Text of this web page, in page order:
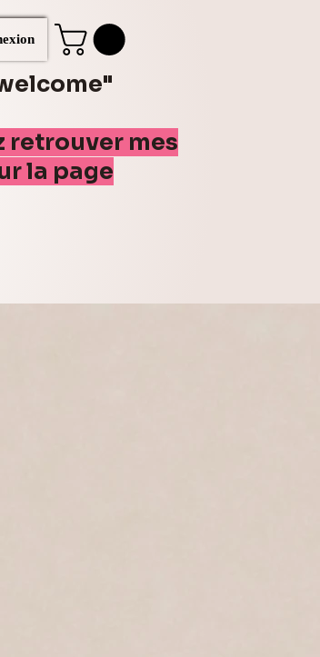
retrouver mes
la page